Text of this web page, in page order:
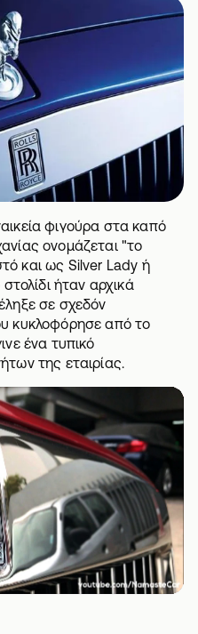
φιγούρα στα καπό
ονομάζεται "το
και ως Silver Lady ή
ήταν αρχικά
σε σχεδόν
κυκλοφόρησε από το
ένα τυπικό
της εταιρίας.